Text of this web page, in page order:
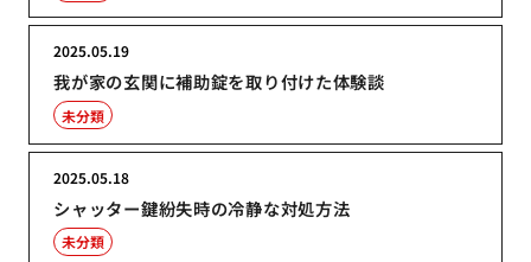
我が家の玄関に補助錠を取り付けた体験談
2025.05.19
未分類
シャッター鍵紛失時の冷静な対処方法
2025.05.18
未分類